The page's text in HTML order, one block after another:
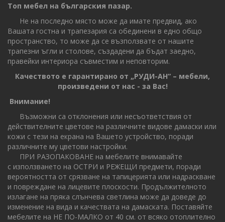
Топ мебел на българския пазар.
Не на последно място може да имате предвид, ако
Вашата гостна и трапезария са обединени в едно общо
пространство, то може да се възползвате от нашите
трапезни ъгли и столове, създадени да бъдат заедно,
правейки интериора съвместим и неповторим.
Качеството е гарантирано от „РУДИ-АН“ – мебели,
произведени от нас - за Вас!
Внимание!
Възможни са отклонения или несъответствия от
действителните цветове на различните видове дамаски или
кожи с тези на екрана на Вашето устройство, поради
различните му цветови настройки.
ПРИ РАЗОПАКОВАНЕ на мебелите внимавайте
с използването на ОСТРИ и РЕЖЕЩИ предмети, поради
вероятността от срязване на тапицерията или надраскване
и повреждане на лицевите плоскости. Продължителното
излагане на пряка слънчева светлина може да доведе до
изменение на вида и качествата на дамаската. Поставяйте
мебелите на НЕ ПО-МАЛКО от 40 см. от всяко отоплително